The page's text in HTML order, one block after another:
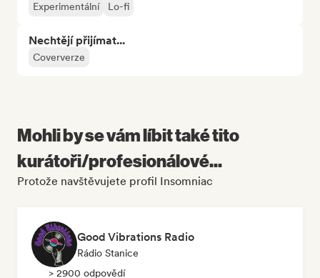
Experimentální Lo-fi
Nechtějí přijímat...
Coververze
Mohli by se vám líbit také tito
kurátoři/profesionálové...
Protože navštěvujete profil Insomniac
Good Vibrations Radio
Rádio Stanice
> 2900 odpovědí